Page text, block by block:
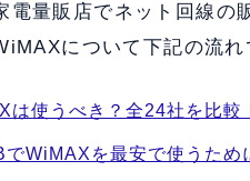
電量販店でネット回線
について下記の流れ
は使うべき？全24社を比較
WiMAXを最安で使うため